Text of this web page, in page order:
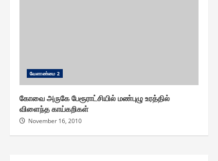
வேளாண்மை 2
கோவை அருகே பேரூராட்சியில் மண்புழு உரத்தில்
விளைந்த காய்கறிகள்
November 16, 2010